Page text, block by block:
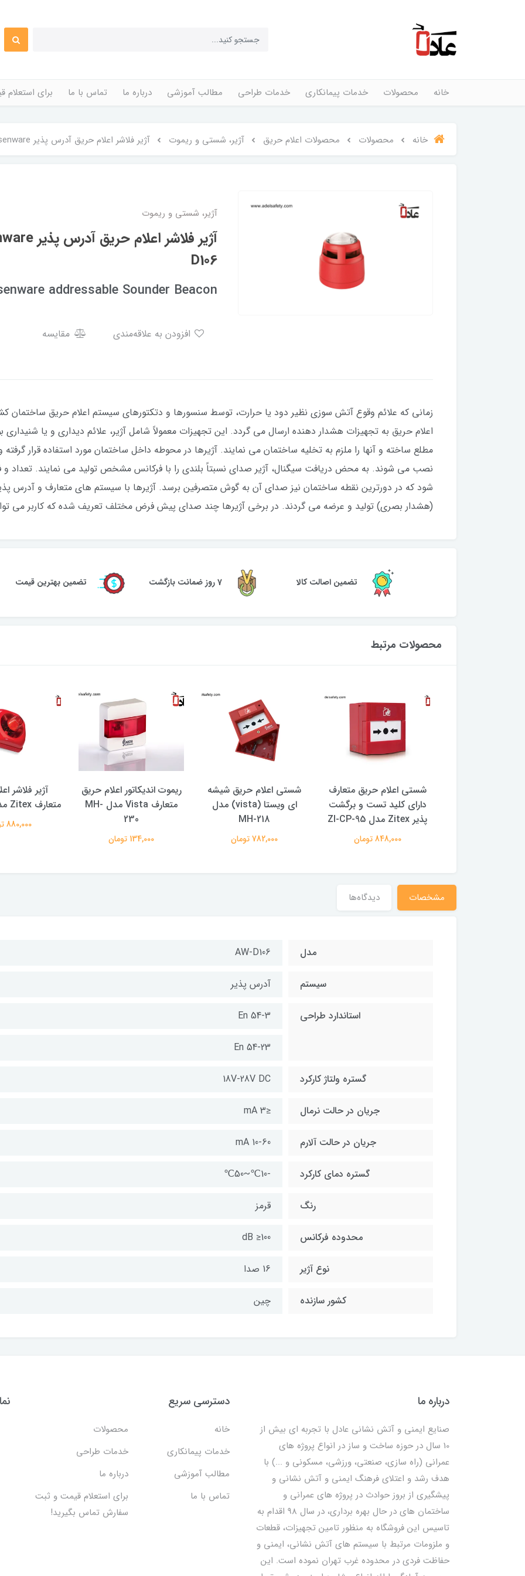
خانه محصولات خدمات پیمانکاری خدمات طراحی مطالب آموزشی درباره ما تماس با ما برای
خانه محصولات محصولات اعلام حریق آژیر، شستی و ریموت آژیر فلاشر اعلام حریق آدرس پذیر Asenware مدل AW-D106
آژیر، شستی و ریموت
D106
addressable Sounder Beacon
مقایسه
زمانی که علائم وقوع آتش سوزی نظیر دود یا حرارت، توسط سنسورها و دتکتورهای سیستم اعلام حریق ساختمان
اعلام حریق به تجهیزات هشدار دهنده ارسال می گردد. این تجهیزات معمولاً شامل آژیر، علائم دیداری و یا
مطلع ساخته و آنها را ملزم به تخلیه ساختمان می نمایند. آژیرها در محوطه داخل ساختمان مورد استفاده قرار
نصب می شوند. به محض دریافت سیگنال، آژیر صدای نسبتاً بلندی را با فرکانس مشخص تولید می نمایند. تعداد و
شود که در دورترین نقطه ساختمان نیز صدای آن به گوش متصرفین برسد. آژیرها با سیستم های متعارف و آدرس
(هشدار بصری) تولید و عرضه می گردند. در برخی آژیرها چند صدای پیش فرض مختلف تعریف شده که کاربر می
تضمین اصالت کالا 7 روز ضمانت بازگشت تضمین بهترین قیمت
محصولات مرتبط
شستی اعلام حریق متعارف
دارای کلید تست و برگشت
پذیر Zitex مدل ZI-CP-95
848,000 تومان
شستی اعلام حریق شیشه
ای ویستا (vista) مدل
MH-218
782,000 تومان
ریموت اندیکاتور اعلام حریق
متعارف Vista مدل MH-
230
134,000 تومان
آژیر فلاشر
متعارف Zitex مدل ZI-SS81
880,000 تومان
مشخصات دیدگاه‌ها
مدل AW-D106
سیستم آدرس پذیر
استاندارد طراحی En 54-3
En 54-23
گستره ولتاژ کارکرد 18V-28V DC
جریان در حالت نرمال ≤3 mA
جریان در حالت آلارم mA 10-60
گستره دمای کارکرد -10℃~50℃
رنگ قرمز
محدوده فرکانس dB ≥100
نوع آژیر 16 صدا
کشور سازنده چین
درباره ما
صنایع ایمنی و آتش نشانی عادل با تجربه ای بیش از
10 سال در حوزه ساخت و ساز در انواع پروژه های
عمرانی (راه سازی، صنعتی، ورزشی، مسکونی و ...) با
هدف رشد و اعتلای فرهنگ ایمنی و آتش نشانی و
پیشگیری از بروز حوادث در پروژه های عمرانی و
ساختمان های در حال بهره برداری، در سال 98 اقدام به
تاسیس این فروشگاه به منظور تامین تجهیزات، قطعات
و ملزومات مرتبط با سیستم های آتش نشانی، ایمنی و
حفاظت فردی در محدوده غرب تهران نموده است. این
دسترسی سریع
خانه
محصولات
خدمات پیمانکاری
خدمات طراحی
مطالب آموزشی
درباره ما
تماس با ما
برای استعلام قیمت و ثبت
سفارش تماس بگیرید!